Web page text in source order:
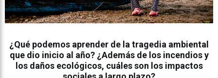
¿Qué podemos aprender de la tragedia ambiental
que dio inicio al año? ¿Además de los incendios y
los daños ecológicos, cuáles son los impactos